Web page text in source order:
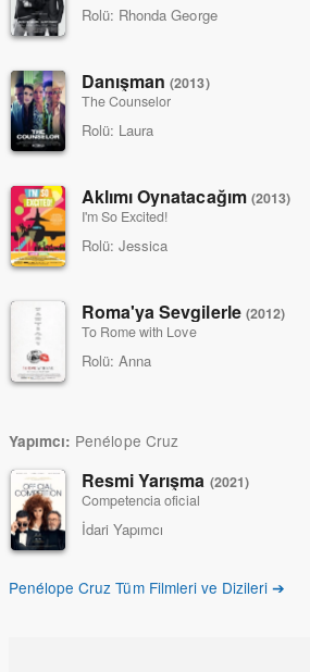
Rolü: Rhonda George
Danışman(2013)
The Counselor
Rolü: Laura
Aklımı Oynatacağım (2013)
I'm So Excited!
Rolü: Jessica
Roma'ya Sevgilerle (2012)
To Rome with Love
Rolü: Anna
Yapımcı: Penélope Cruz
Resmi Yarışma (2021)
Competencia oficial
İdari Yapımcı
Penélope Cruz Tüm Filmleri ve Dizileri ➔